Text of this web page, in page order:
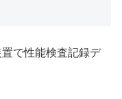
で性能検査記録デ